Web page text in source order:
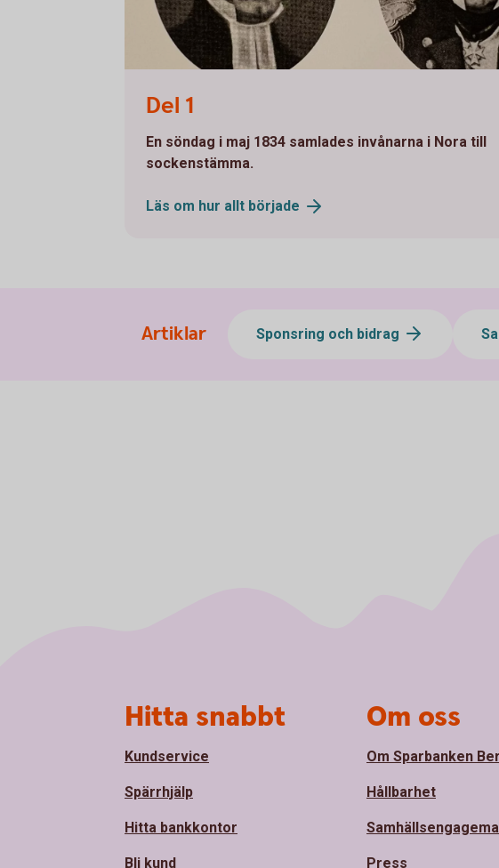
Del 1
En söndag i maj 1834 samlades invånarna i Nora till
sockenstämma.
Läs om hur allt började
Artiklar Sponsring och bidrag
Hitta snabbt
Kundservice
Spärrhjälp
Hitta bankkontor
Bli kund
Om oss
Om Sparbanken
Hållbarhet
Press